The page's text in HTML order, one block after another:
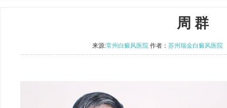
周 群
来源:常州白癜风医院 作者： 苏州瑞金白癜风医院